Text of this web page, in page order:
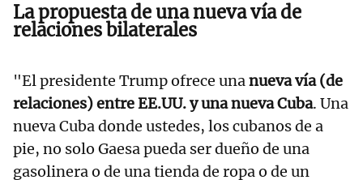
La propuesta de una nueva vía de
relaciones bilaterales
"El presidente Trump ofrece unanueva vía (de
relaciones) entre EE.UU. y una nueva Cuba. Una
nueva Cuba donde ustedes, los cubanos de a
pie, no solo Gaesa pueda ser dueño de una
gasolinera o de una tienda de ropa o de un